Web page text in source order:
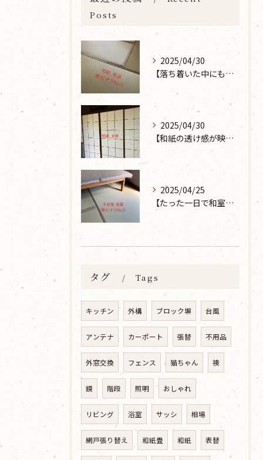
Posts
2025/04/30
【落ち着いた中にも華やかな雰囲気を】大分市で畳の表替えなら 張替本舗 金沢屋 坂ノ市店へ
2025/04/30
【和紙の透け感が映えるとても素敵な空間に】大分市で障子の張り替えなら 張替本舗 金沢屋 坂ノ市店へ
2025/04/25
【たった一日で和室が生まれ変わった話】畳の表替えなら 張替本舗 金沢屋 坂ノ市店へ
タグ Tags
キッチン 外構 ブロック塀 台風
アンテナ カーポート 張替 不用品
外窓交換 フェンス 猫ちゃん 襖
鏡 階段 照明 おしゃれ
リビング 浴室 サッシ 相場
網戸張り替え 和紙畳 和紙 表替